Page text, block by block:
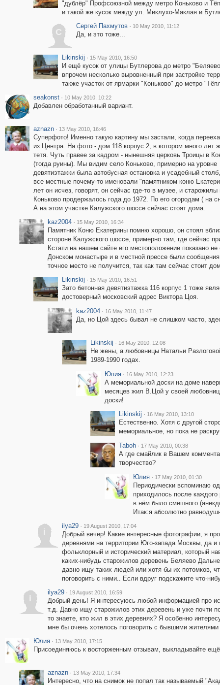
"дублёр" Профсоюзной между метро Коньково и
и такой же кусок между ул. Миклухо-Маклая и
С
Сергей Пахмутов · 10 May 2010, 11:12
Да, и это тоже...
Likinskij · 15 May 2010, 16:50
И ещё кусок от улицы Бутлерова до метро
впрочем несколько выровненный при застройке
также участок от ярмарки "Коньково" до метро
seakonst · 10 May 2010, 10:22
Добавлен обработанный вариант.
aznazn · 13 May 2010, 16:46
Суперфото! Именно такую картину мы застали, когда
из Центра. На фото - дом 118 корпус 2, в котором много лет
тетя. Чуть правее за кадром - нынешняя церковь Троицы в
(тогда руины). Мы видим село Коньково, примерно на уровне
девятиэтажки была автобусная остановка и усадебный
все местные почему-то именовали "памятником коню
лет он исчез, говорят, он сейчас где-то в музее, и
Коньково продержалось года до 1972. По его огородам (
А на этом участке Калужского шоссе сейчас стоят дома.
kaz2004 · 15 May 2010, 16:34
Памятник Коню Екатерины помню хорошо, он стоял
стороне Калужского шоссе, примерно там, где сейчас
Кстати на нашем сайте его местоположение показано
Донском монастыре и в местной прессе были
точное место не получится, так как там сейчас стоит
Likinskij · 15 May 2010, 16:51
Зато бетонная девятиэтажка 116 корпус 1 тоже
достоверный московский адрес Виктора Цоя.
kaz2004 · 16 May 2010, 11:47
Да, но Цой здесь бывал не слишком часто,
Likinskij · 16 May 2010, 12:08
Не жены, а любовницы Натальи
1989-1990 годах.
Юлия · 16 May 2010, 12:23
А мемориальной доски на доме
месяцев жил В.Цой у своей
доски!
Likinskij · 16 May 2010, 13:10
Естественно. Хотя с другой
мемориальное, но пока не
Taboh · 17 May 2010, 00:38
А где смайлик в Вашем
творчество?
Юлия · 17 May 2010, 01:30
Периодически вспоминаю
приходилось после каждого
в нём было смешного
Итак:я абсолютно
i
ilya29 · 19 August 2010, 17:04
Добрый вечер! Какие интересные фотографии, я
деревнями на территории Юго-запада Москвы, да и
фольклорный и исторический материал, который
каких-нибудь старожилов деревень Беляево
давно ищу таких людей или хотя бы их потомков,
поговорить с ними.. Если вдруг подскажите что-
i
ilya29 · 19 August 2010, 16:59
Добрый день! Я интересуюсь любой информацией про
т.д. Давно ищу старожилов этих деревень и уже почти
то знаете, кто жил в этих деревнях? Я особенно
мне бы очень хотелось поговорить с бывшими
Юлия · 13 May 2010, 17:15
Присоединяюсь к восторженным отзывам, выкладывайте
aznazn · 13 May 2010, 17:34
Интересно, что на снимок не попал так называемый